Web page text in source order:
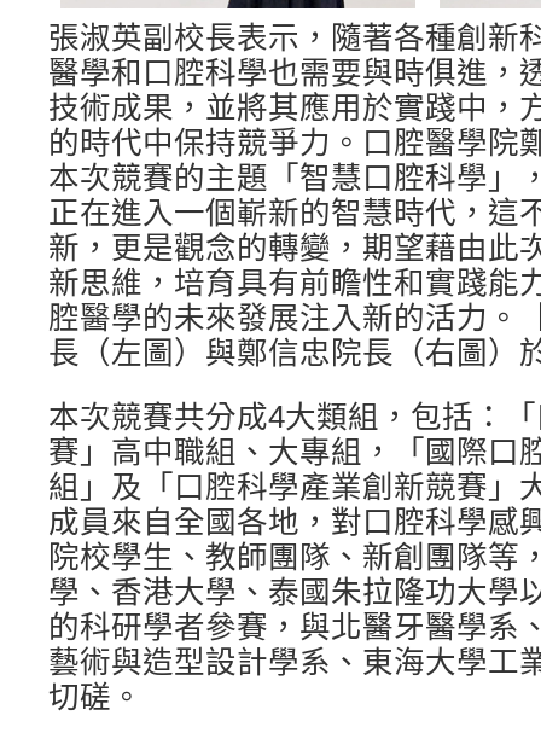
張淑英副校長表示，隨著各種創新
醫學和口腔科學也需要與時俱進，
技術成果，並將其應用於實踐中，
的時代中保持競爭力。口腔醫學院
本次競賽的主題「智慧口腔科學」
正在進入一個嶄新的智慧時代，這
新，更是觀念的轉變，期望藉由此
新思維，培育具有前瞻性和實踐能
腔醫學的未來發展注入新的活力。
長（左圖）與鄭信忠院長（右圖）
本次競賽共分成4大類組，包括：
賽」高中職組、大專組，「國際口
組」及「口腔科學產業創新競賽」
成員來自全國各地，對口腔科學感
院校學生、教師團隊、新創團隊等
學、香港大學、泰國朱拉隆功大學
的科研學者參賽，與北醫牙醫學系
藝術與造型設計學系、東海大學工
切磋。